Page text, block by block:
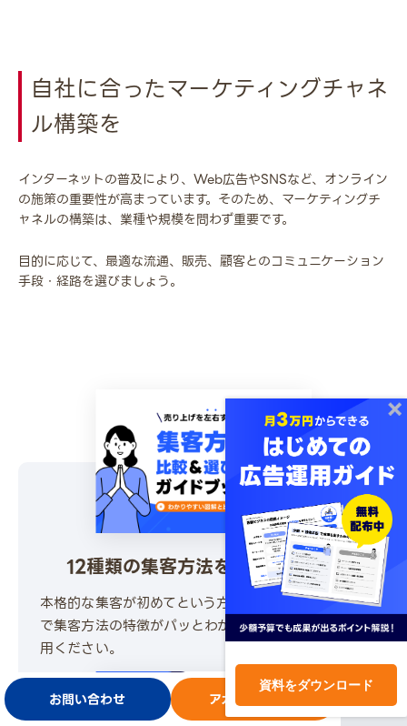
自社に合ったマーケティングチャネ
ル構築を
インターネットの普及により、Web広告やSNSなど、オンライン
の施策の重要性が高まっています。そのため、マーケティングチ
ャネルの構築は、業種や規模を問わず重要です。
目的に応じて、最適な流通、販売、顧客とのコミュニケーション
手段・経路を選びましょう。
12種類の集客方法を図解で解説！
本格的な集客が初めてという方でも、図解や比較表
で集客方法の特徴がパッとわかる資料です。ぜひご活
用ください。
\ 30秒でかんたんダウンロード /
無料でダウンロードする
お問い合わせ アカウント開設
ログイン
資料をダウンロード